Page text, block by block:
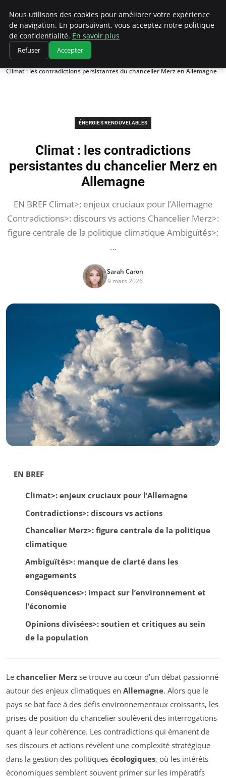
Climatedebtagents
Accueil
Énergies Renouvelables
Climat : les contradictions persistantes du chancelier Merz en Allemagne
ÉNERGIES RENOUVELABLES
Climat : les contradictions
persistantes du chancelier Merz en
Allemagne
EN BREF Climat>: enjeux cruciaux pour l’Allemagne
Contradictions>: discours vs actions Chancelier Merz>:
figure centrale de la politique climatique Ambiguïtés>:
…
Sarah Caron
9 mars 2026
EN BREF
Climat>: enjeux cruciaux pour l’Allemagne
Contradictions>: discours vs actions
Chancelier Merz>: figure centrale de la politique
climatique
Ambiguïtés>: manque de clarté dans les
engagements
Conséquences>: impact sur l’environnement et
l’économie
Opinions divisées>: soutien et critiques au sein
de la population
Le chancelier Merz se trouve au cœur d’un débat passionné
autour des enjeux climatiques en Allemagne. Alors que le
pays se bat face à des défis environnementaux croissants, les
prises de position du chancelier soulèvent des interrogations
quant à leur cohérence. Les contradictions qui émanent de
ses discours et actions révèlent une complexité stratégique
dans la gestion des politiques écologiques, où les intérêts
économiques semblent souvent primer sur les impératifs
Nous utilisons des cookies pour améliorer votre expérience
de navigation. En poursuivant, vous acceptez notre politique
de confidentialité. En savoir plus
Refuser Accepter